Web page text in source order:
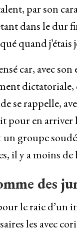
par son
dans le dur
quand
car, avec
dictatoriale,
se rappelle,
pour en arriver
groupe
il y a moins de
des
le raie d’un
les avec